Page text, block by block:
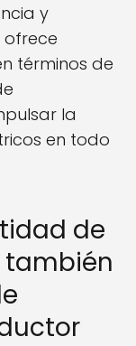
y
términos de
la
en todo
de